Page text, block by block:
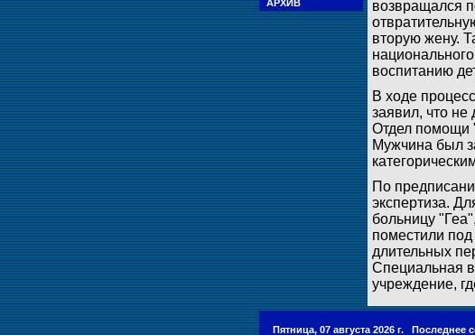
АРХИВ
возвращался
вторую жену.
воспитанию
В ходе
заявил, что
Отдел помощи
Мужчина был
По
экспертиза.
больницу
поместили
длительных
Специальная
учреждение,
Пятница, 07 августа 2026 г. Последнее